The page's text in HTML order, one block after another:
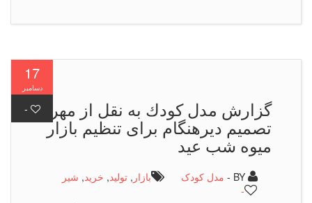
-
گزارش مدل كودك به نقل از مهر؛
تصمیم دیرهنگام برای تنظیم بازار
میوه شب عید
مدل کودک بازار ,تولید,خرید,شیر